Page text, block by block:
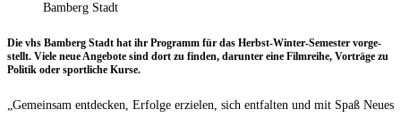
Bamberg Stadt
Die vhs Bam­berg Stadt hat ihr Pro­gramm für das Herbst-Win­ter-Semes­ter vor­ge­
stellt. Vie­le neue Ange­bo­te sind dort zu fin­den, dar­un­ter eine Film­rei­he, Vor­trä­ge zu
Poli­tik oder sport­li­che Kurse.
„Gemein­sam ent­de­cken, Erfol­ge erzie­len, sich ent­fal­ten und mit Spaß Neu­es